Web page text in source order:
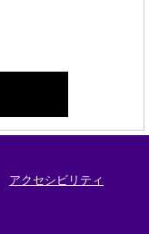
アクセシビリティ